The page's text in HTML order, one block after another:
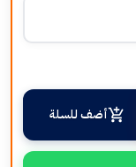
أضف للسلة